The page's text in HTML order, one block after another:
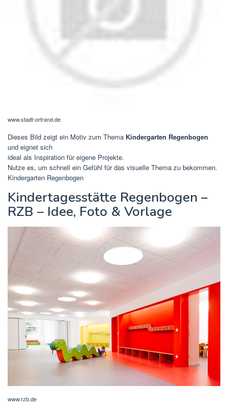
www.stadt-ortrand.de
Dieses Bild zeigt ein Motiv zum Thema Kindergarten Regenbogen
und eignet sich
ideal als Inspiration für eigene Projekte.
Nutze es, um schnell ein Gefühl für das visuelle Thema zu bekommen.
Kindergarten Regenbogen
Kindertagesstätte Regenbogen –
RZB – Idee, Foto & Vorlage
www.rzb.de